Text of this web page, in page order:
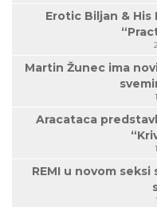
Erotic Biljan &
Martin Žunec ima
Aracataca
REMI u novom